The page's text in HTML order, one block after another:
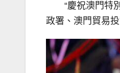
“慶祝澳門特
政署、澳門貿易